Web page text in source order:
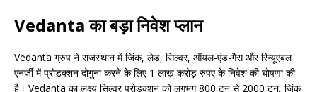
Vedanta का बड़ा निवेश प्लान
Vedanta ग्रुप ने राजस्थान में जिंक, लेड, सिल्वर, ऑयल-एंड-गैस और रिन्यूएबल
एनर्जी में प्रोडक्शन दोगुना करने के लिए 1 लाख करोड़ रुपए के निवेश की घोषणा की
है। Vedanta का लक्ष्य सिल्वर प्रोडक्शन को लगभग 800 टन से 2000 टन, जिंक